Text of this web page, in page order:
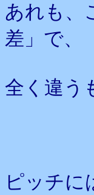
あれも、
差」で、
全く違う
ピッチに